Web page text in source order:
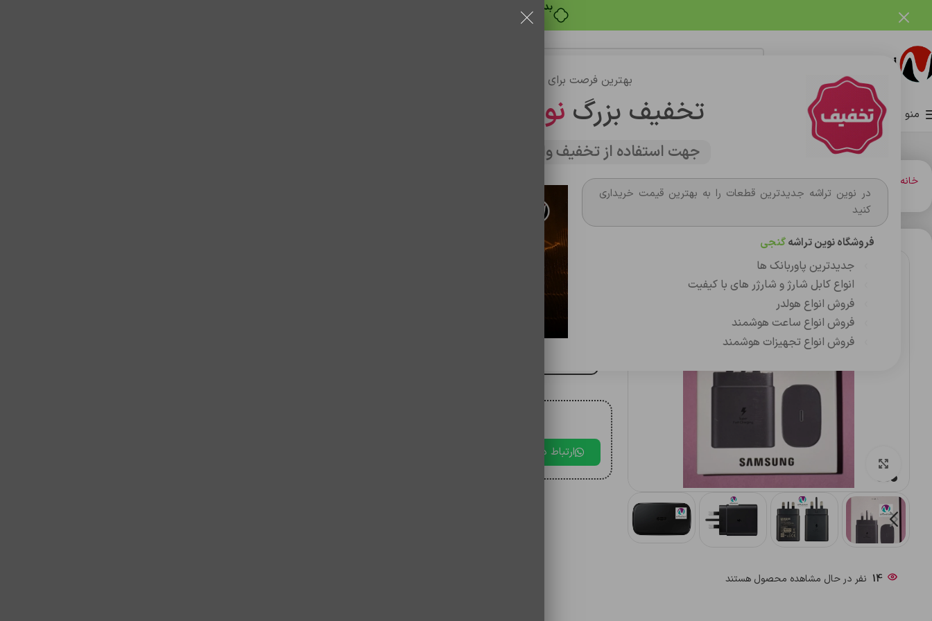
بهترین فرصت برای خرید
تخفیف بزرگ نوین تراشه
جهت استفاده از تخفیف وارد سایت شوید
در نوین تراشه جدیدترین قطعات را به بهترین قیمت خریداری
کنید
فروشگاه نوین تراشهگنجی
جدیدترین پاوربانک ها
انواع کابل شارژ و شارژر های با کیفیت
فروش انواع هولدر
فروش انواع ساعت هوشمند
فروش انواع تجهیزات هوشمند
خرید قسطی با ترب‌پی
منو صفحه اصلیفروشگاهوبلاگ
خانه شارژر و کابل شارژر فندکي شارژر شارژر اورجينال سامسونگ PD 45w bw
14 نفر در حال مشاهده محصول هستند
شارژر اورجينال سامسونگ PD 45w bw
ارتباط در بله
فروشگاه نوین تراشه گنجی